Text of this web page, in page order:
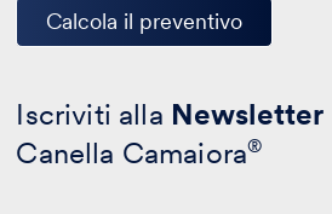
Calcola il preventivo
Iscriviti alla Newsletter
Canella Camaiora®